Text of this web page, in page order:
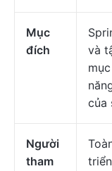
Mục
đích
và
của
Người
tham